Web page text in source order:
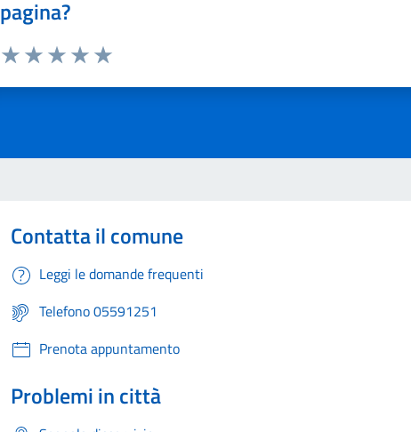
pagina?
Contatta il comune
Leggi le domande frequenti
Telefono 05591251
Prenota appuntamento
Problemi in città